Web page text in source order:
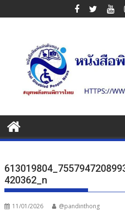
to
420362_n
11/01/2026 @pandinthong